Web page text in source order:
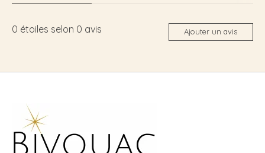
0 étoiles selon 0 avis Ajouter un avis